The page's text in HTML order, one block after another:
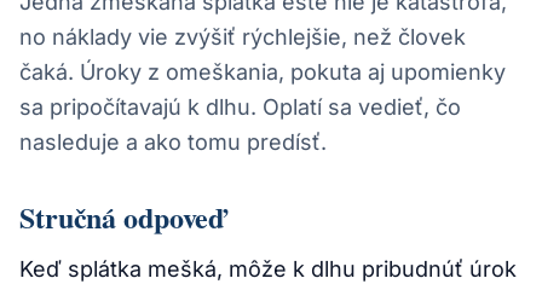
no náklady vie zvýšiť rýchlejšie, než človek
čaká. Úroky z omeškania, pokuta aj upomienky
sa pripočítavajú k dlhu. Oplatí sa vedieť, čo
nasleduje a ako tomu predísť.
Stručná odpoveď
Keď splátka mešká, môže k dlhu pribudnúť úrok